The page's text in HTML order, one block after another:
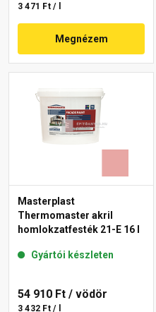
3 471 Ft / l
Megnézem
Masterplast
Thermomaster akril
homlokzatfesték 21-E 16 l
Gyártói készleten
54 910 Ft / vödör
3 432 Ft / l